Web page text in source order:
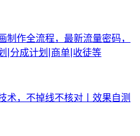
制作全流程，最新流量密码，
|分成计划|商单|收徒等
术，不掉线不核对丨效果自测